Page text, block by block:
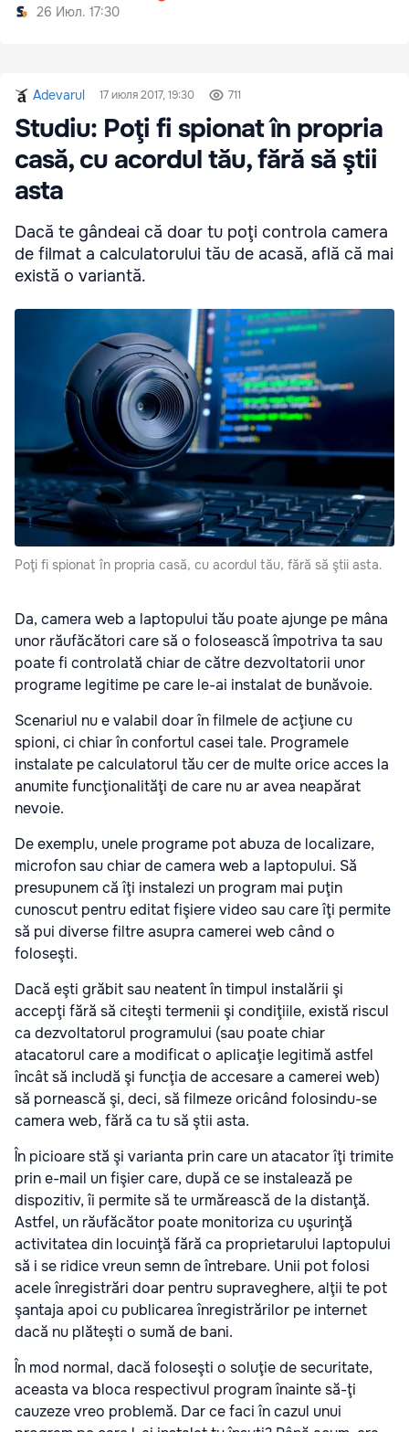
26 Июл. 17:30
Adevarul 17 июля 2017, 19:30 711
Studiu: Poţi fi spionat în propria
casă, cu acordul tău, fără să ştii
asta
Dacă te gândeai că doar tu poţi controla camera
de filmat a calculatorului tău de acasă, află că mai
există o variantă.
Poţi fi spionat în propria casă, cu acordul tău, fără să ştii asta.
Da, camera web a laptopului tău poate ajunge pe mâna
unor răufăcători care să o folosească împotriva ta sau
poate fi controlată chiar de către dezvoltatorii unor
programe legitime pe care le-ai instalat de bunăvoie.
Scenariul nu e valabil doar în filmele de acţiune cu
spioni, ci chiar în confortul casei tale. Programele
instalate pe calculatorul tău cer de multe orice acces la
anumite funcţionalităţi de care nu ar avea neapărat
nevoie.
De exemplu, unele programe pot abuza de localizare,
microfon sau chiar de camera web a laptopului. Să
presupunem că îţi instalezi un program mai puţin
cunoscut pentru editat fişiere video sau care îţi permite
să pui diverse filtre asupra camerei web când o
foloseşti.
Dacă eşti grăbit sau neatent în timpul instalării şi
accepţi fără să citeşti termenii şi condiţiile, există riscul
ca dezvoltatorul programului (sau poate chiar
atacatorul care a modificat o aplicaţie legitimă astfel
încât să includă şi funcţia de accesare a camerei web)
să pornească şi, deci, să filmeze oricând folosindu-se
camera web, fără ca tu să ştii asta.
În picioare stă şi varianta prin care un atacator îţi trimite
prin e-mail un fişier care, după ce se instalează pe
dispozitiv, îi permite să te urmărească de la distanţă.
Astfel, un răufăcător poate monitoriza cu uşurinţă
activitatea din locuinţă fără ca proprietarului laptopului
să i se ridice vreun semn de întrebare. Unii pot folosi
acele înregistrări doar pentru supraveghere, alţii te pot
şantaja apoi cu publicarea înregistrărilor pe internet
dacă nu plăteşti o sumă de bani.
În mod normal, dacă foloseşti o soluţie de securitate,
aceasta va bloca respectivul program înainte să-ţi
cauzeze vreo problemă. Dar ce faci în cazul unui